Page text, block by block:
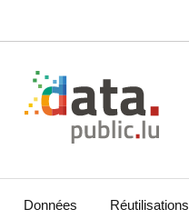
Données Réutilisations